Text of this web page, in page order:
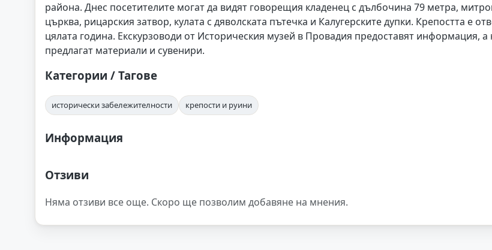
района. Днес посетителите могат да видят говорещия кладенец с дълбочина 79 метра,
църква, рицарския затвор, кулата с дяволската пътечка и Калугерските дупки. Крепостта е
цялата година. Екскурзоводи от Историческия музей в Провадия предоставят информация, а
предлагат материали и сувенири.
Категории / Тагове
исторически забележителности крепости и руини
Информация
Отзиви
Няма отзиви все още. Скоро ще позволим добавяне на мнения.